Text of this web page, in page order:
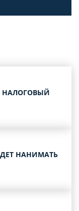
НАЛОГОВЫЙ
НАНИМАТЬ